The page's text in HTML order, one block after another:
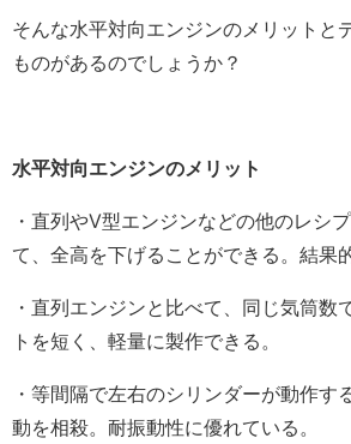
そんな水平対向エンジンのメリットと
ものがあるのでしょうか？
水平対向エンジンのメリット
・直列やV型エンジンなどの他のレシ
て、全高を下げることができる。結果
・直列エンジンと比べて、同じ気筒数
トを短く、軽量に製作できる。
・等間隔で左右のシリンダーが動作す
動を相殺。耐振動性に優れている。